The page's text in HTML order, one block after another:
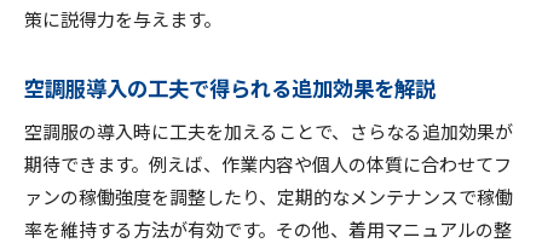
策に説得力を与えます。
空調服導入の工夫で得られる追加効果を解説
空調服の導入時に工夫を加えることで、さらなる追加効果が
期待できます。例えば、作業内容や個人の体質に合わせてフ
ァンの稼働強度を調整したり、定期的なメンテナンスで稼働
率を維持する方法が有効です。その他、着用マニュアルの整